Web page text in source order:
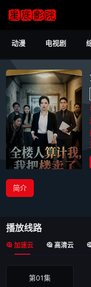
动漫 电视剧
简介
播放线路
加速云 高清云
第01集